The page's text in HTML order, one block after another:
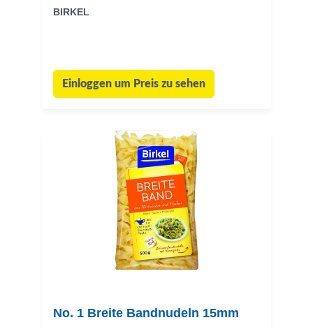
BIRKEL
Einloggen um Preis zu sehen
No. 1 Breite Bandnudeln 15mm